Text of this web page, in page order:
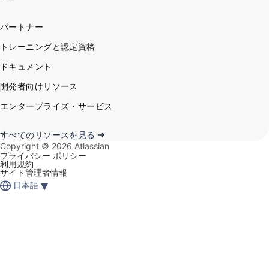
パートナー
トレーニングと認定資格
ドキュメント
開発者向けリソース
エンタープライズ・サービス
すべてのリソースを見る
Copyright © 2026 Atlassian
プライバシー ポリシー
利用規約
サイト管理者情報
日本語 ▾